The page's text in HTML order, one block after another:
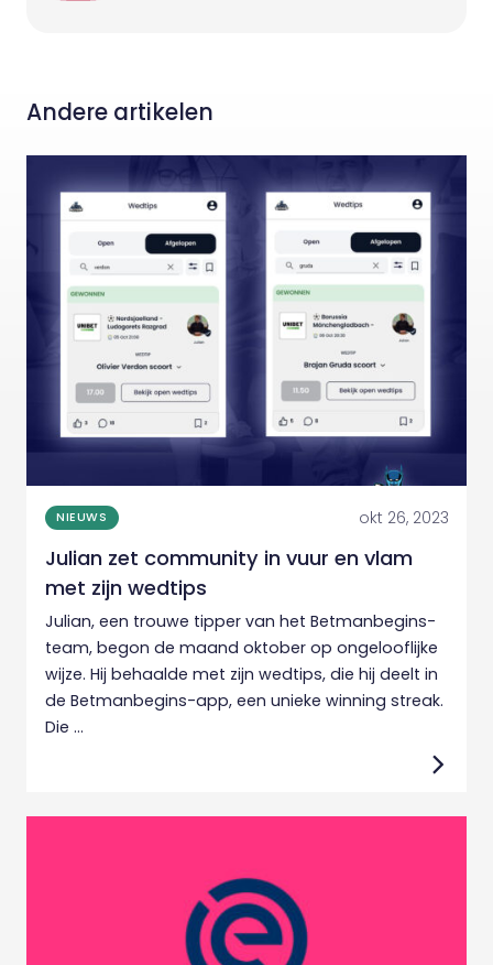
Andere artikelen
NIEUWS okt 26, 2023
Julian zet community in vuur en vlam
met zijn wedtips
Julian, een trouwe tipper van het Betmanbegins-
team, begon de maand oktober op ongelooflijke
wijze. Hij behaalde met zijn wedtips, die hij deelt in
de Betmanbegins-app, een unieke winning streak.
Die ...